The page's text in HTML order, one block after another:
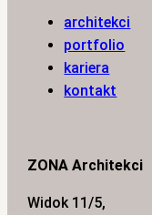
architekci
portfolio
kariera
kontakt
ZONA Architekci
Widok 11/5,